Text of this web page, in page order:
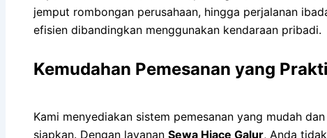
jemput rombongan perusahaan, hingga perjalanan
efisien dibandingkan menggunakan kendaraan pribadi.
Kemudahan Pemesanan yang
Kami menyediakan sistem pemesanan yang mudah
siapkan. Dengan layanan Sewa Hiace Galur, Anda